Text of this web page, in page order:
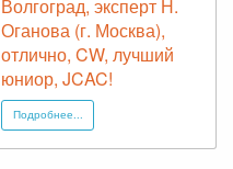
Волгоград, эксперт Н.
Оганова (г. Москва),
отлично, CW, лучший
юниор, JCAC!
Подробнее...